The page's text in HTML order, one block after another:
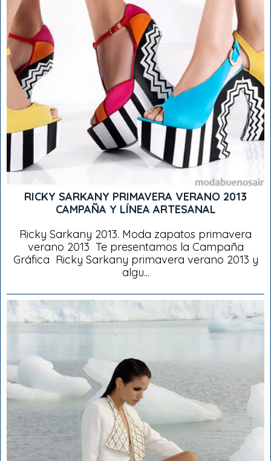
RICKY SARKANY PRIMAVERA VERANO 2013
CAMPAÑA Y LÍNEA ARTESANAL
Ricky Sarkany 2013. Moda zapatos primavera
verano 2013 Te presentamos la Campaña
Gráfica Ricky Sarkany primavera verano 2013 y
algu...